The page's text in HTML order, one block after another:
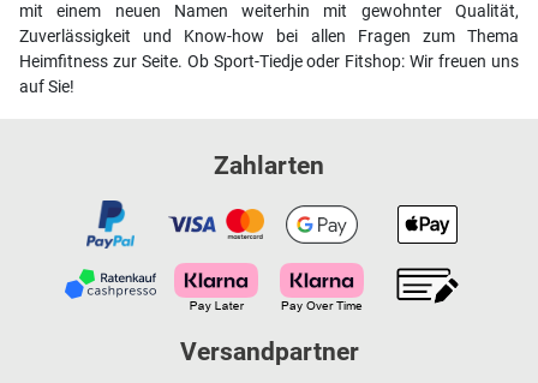
mit einem neuen Namen weiterhin mit gewohnter Qualität,
Zuverlässigkeit und Know-how bei allen Fragen zum Thema
Heimfitness zur Seite. Ob Sport-Tiedje oder Fitshop: Wir freuen uns
auf Sie!
Zahlarten
Versandpartner